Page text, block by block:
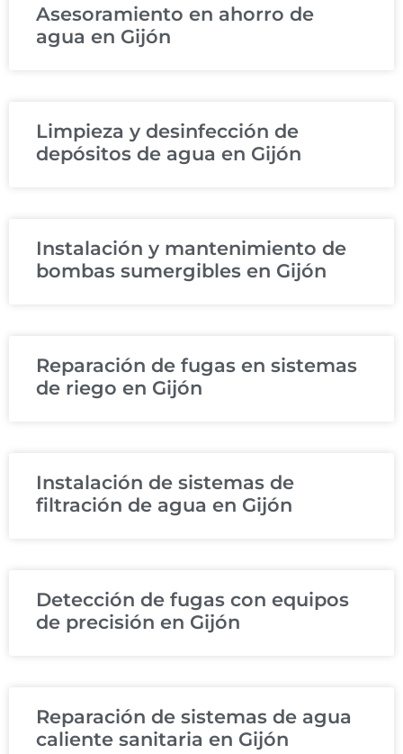
Asesoramiento en ahorro de
agua en Gijón
Limpieza y desinfección de
depósitos de agua en Gijón
Instalación y mantenimiento de
bombas sumergibles en Gijón
Reparación de fugas en sistemas
de riego en Gijón
Instalación de sistemas de
filtración de agua en Gijón
Detección de fugas con equipos
de precisión en Gijón
Reparación de sistemas de agua
caliente sanitaria en Gijón